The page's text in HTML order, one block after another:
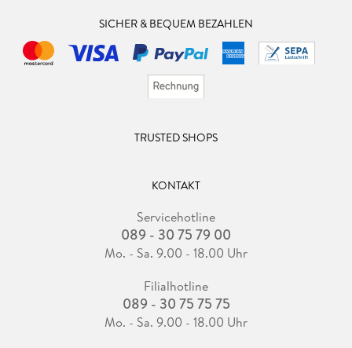
SICHER & BEQUEM BEZAHLEN
TRUSTED SHOPS
KONTAKT
Servicehotline
089 - 30 75 79 00
Mo. - Sa. 9.00 - 18.00 Uhr
Filialhotline
089 - 30 75 75 75
Mo. - Sa. 9.00 - 18.00 Uhr